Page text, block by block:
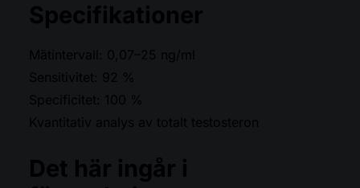
Specifikationer
Mätintervall: 0,07–25 ng/ml
Sensitivitet: 92 %
Specificitet: 100 %
Kvantitativ analys av totalt testosteron
Det här ingår i